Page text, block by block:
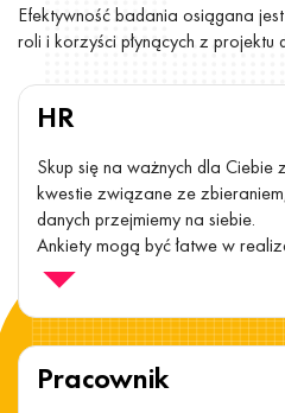
Efektywność badania osiągana
roli i korzyści płynących z
HR
Skup się na ważnych dla Ciebie
kwestie związane ze
danych przejmiemy na siebie.
Ankiety mogą być łatwe w
Szybki i prosty przegląd
poprawy zarówno na poziomie
poszczególnych zespołach czy
Dostęp do uporządkowanych
Pracownik